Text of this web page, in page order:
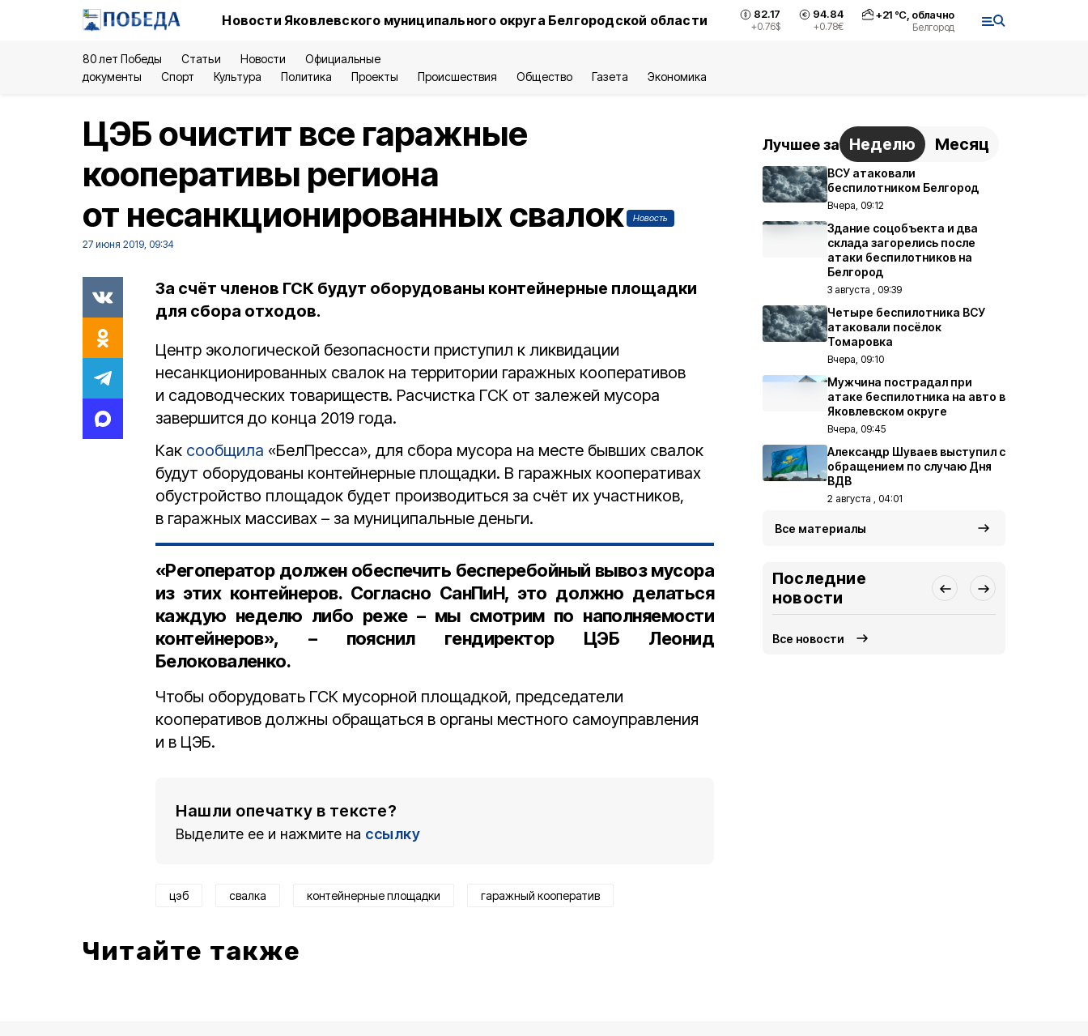
Новости Яковлевского муниципального округа Белгородской области 82.17
+0.76$
94.84
+0.78€
+21°С, облачно
Белгород
80 лет Победы Статьи Новости
Официальные
документы
Спорт Культура Политика Проекты Происшествия Общество Газета Экономика
ЦЭБ очистит все гаражные
кооперативы региона
от несанкционированных свалок
Новость
27 июня 2019, 09:34
За счёт членов ГСК будут оборудованы контейнерные площадки
для сбора отходов.
Центр экологической безопасности приступил к ликвидации
несанкционированных свалок на территории гаражных кооперативов
и садоводческих товариществ. Расчистка ГСК от залежей мусора
завершится до конца 2019 года.
Как сообщила «БелПресса», для сбора мусора на месте бывших свалок
будут оборудованы контейнерные площадки. В гаражных кооперативах
обустройство площадок будет производиться за счёт их участников,
в гаражных массивах – за муниципальные деньги.
«Регоператор должен обеспечить бесперебойный вывоз мусора
из этих контейнеров. Согласно СанПиН, это должно делаться
каждую неделю либо реже – мы смотрим по наполняемости
контейнеров», – пояснил гендиректор ЦЭБ Леонид
Белоковаленко.
Чтобы оборудовать ГСК мусорной площадкой, председатели
кооперативов должны обращаться в органы местного самоуправления
и в ЦЭБ.
Нашли опечатку в тексте?
Выделите ее и нажмите на ссылку
цэб свалка контейнерные площадки гаражный кооператив
Читайте также
Лучшее за Неделю Месяц
ВСУ атаковали
беспилотником Белгород
Вчера, 09:12
Здание соцобъекта и два
склада загорелись после
атаки беспилотников на
Белгород
3 августа , 09:39
Четыре беспилотника ВСУ
атаковали посёлок
Томаровка
Вчера, 09:10
Мужчина пострадал при
атаке беспилотника на авто в
Яковлевском округе
Вчера, 09:45
Александр Шуваев выступил с
обращением по случаю Дня
ВДВ
2 августа , 04:01
Все материалы
Последние
новости
Все новости